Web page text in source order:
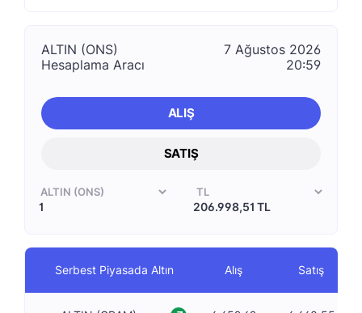
ALTIN (ONS)
Hesaplama Aracı
7 Ağustos 2026
20:59
ALIŞ
SATIŞ
206.998,51 TL
Serbest Piyasada Altın Alış Satış